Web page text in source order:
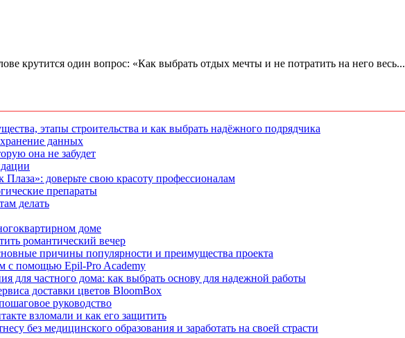
крутится один вопрос: «Как выбрать отдых мечты и не потратить на него весь...
этапы строительства и как выбрать надёжного подрядчика
данных
она не забудет
доверьте свою красоту профессионалам
препараты
делать
доме
романтический вечер
причины популярности и преимущества проекта
с помощью Epil-Pro Academy
для частного дома: как выбрать основу для надежной работы
доставки цветов BloomBox
руководство
взломали и как его защитить
без медицинского образования и заработать на своей страсти